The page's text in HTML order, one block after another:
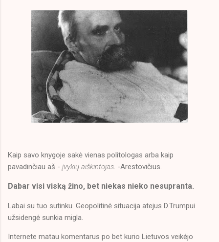
atribojami. Sunkūs klausimai, bet tik aiškumas bei nuoširdumas
su savimi, o ne kitos pusės demonizavimas duoda vaisių.
Galimybių tobulėti.
Kaip savo knygoje sakė vienas politologas arba kaip
pavadinčiau aš - įvykių aiškintojas. -Arestovičius.
Dabar visi viską žino, bet niekas nieko nesupranta.
Labai su tuo sutinku. Geopolitinė situacija atejus D.Trumpui
užsidengė sunkia migla.
Internete matau komentarus po bet kurio Lietuvos veikėjo